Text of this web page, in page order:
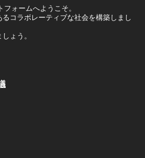
ォームへようこそ。
コラボレーティブな社会を構築しまし
ょう。